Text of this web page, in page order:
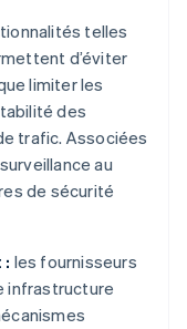
telles
d’éviter
limiter les
des
trafic. Associées
au
de sécurité
: les fournisseurs
infrastructure